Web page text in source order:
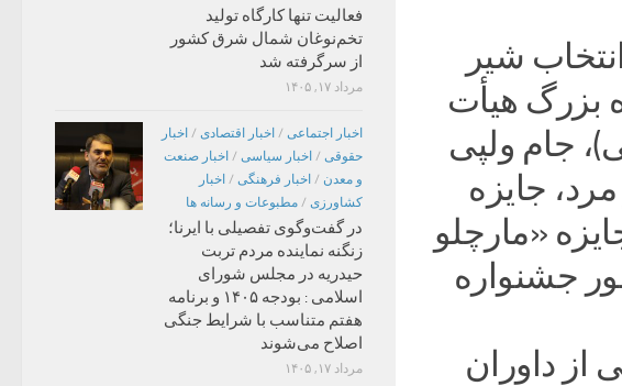
شیر
بزرگ هیأت
جام ولپی
جایزه
«مارچلو
جشنواره
پیش از این در سال ۲۰۱۴یکی از داوران
فعالیت تنها کارگاه تولید
تخم‌نوغان شمال شرق کشور
از سرگرفته شد
مرداد ۱۷, ۱۴۰۵
اخبار اجتماعی / اخبار اقتصادی / اخبار
حقوقی / اخبار سیاسی / اخبار صنعت
و معدن / اخبار فرهنگی / اخبار
کشاورزی / مطبوعات و رسانه ها
در گفت‌وگوی تفصیلی با ایرنا؛
زنگنه نماینده مردم تربت
حیدریه در مجلس شورای
اسلامی : بودجه ۱۴۰۵ و برنامه
هفتم متناسب با شرایط جنگی
اصلاح می‌شوند
مرداد ۱۷, ۱۴۰۵